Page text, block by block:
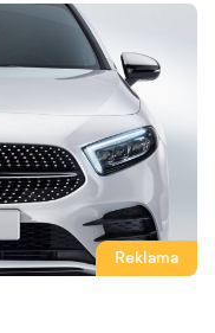
Reklama